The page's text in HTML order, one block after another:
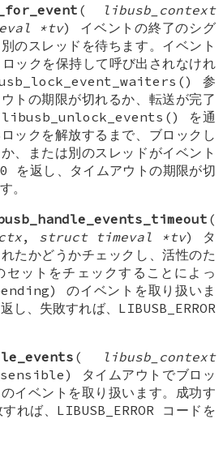
(
libusb_context
*tv) イベントの終了のシグ
のスレッドを待ちます。イベント
クを保持して呼び出されなけれ
参
トの期限が切れるか、転送が完了
、libusb_unlock_events() を通
ックを解放するまで、ブロックし
、または別のスレッドがイベント
を返し、タイムアウトの期限が切
。
(
, struct timeval *tv) タ
たかどうかチェックし、活性のた
セットをチェックすることによっ
のイベントを取り扱いま
し、失敗すれば、LIBUSB_ERROR
(
libusb_context
タイムアウトでブロッ
イベントを取り扱います。成功す
れば、LIBUSB_ERROR コードを